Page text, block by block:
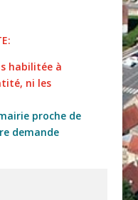
habilitée à
ni les
proche de
demande